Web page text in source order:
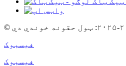
فیسبوک
فیسبوک